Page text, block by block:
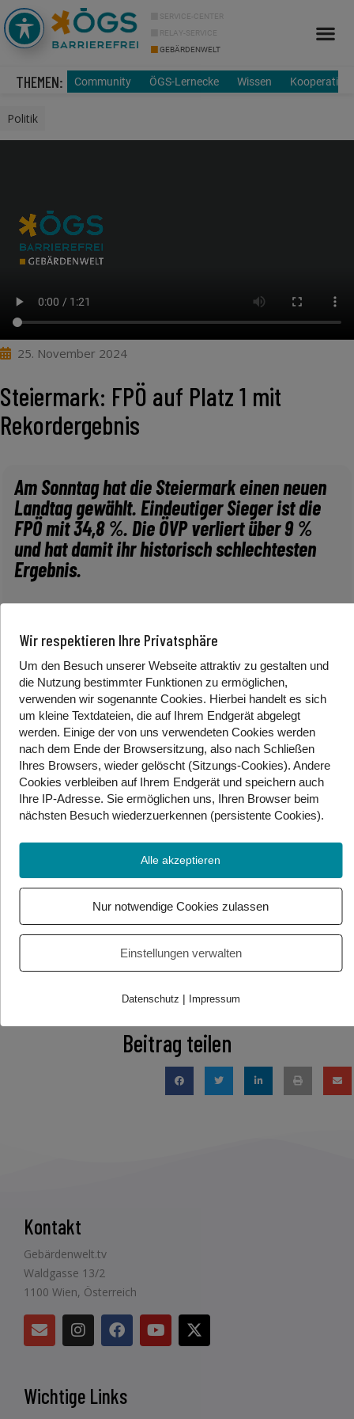
SERVICE-CENTER
RELAY-SERVICE
GEBÄRDENWELT
THEMEN: Community ÖGS-Lernecke Wissen
Politik
25. November 2024
Steiermark: FPÖ auf Platz 1 mit
Rekordergebnis
Am Sonntag hat die Steiermark einen neuen
Landtag gewählt. Eindeutiger Sieger ist die
FPÖ mit 34,8 %. Die ÖVP verliert über 9 %
und hat damit ihr historisch schlechtesten
Ergebnis.
Die Steiermark wird blau. Bei der Landtagswahl landet
die FPÖ auf Platz 1 mit 34,8 %. Spitzenkandidat Mario
Kunasek freut sich sehr auf das Ergebnis — die FPÖ
hat mehr als 17 % im Vergleich zur letzten Wahl
dazugewonnen. Für die ÖVP war es das historisch
schlechteste Ergebnis mit 26,8 %, sie hat über 9 %
verloren. Auf Platz 3 steht die SPÖ mit 21,4 %. Fast alle
Parteien haben Stimmen verloren, nur die FPÖ und die
NEOS haben ein Plus. Die Kleinparteien KFG, MFG und
DNA haben gemeinsam unter 1 % der Stimmen
bekommen. Sie schaffen den Einzug in den Landtag
nicht. SPÖ und ÖVP haben eine Koalition mit der FPÖ
nicht ausgeschlossen. Eine Koalition ohne die FPÖ
wäre nur mit drei Parteien möglich.
Foto/Video Credits: APA / Gebärdenwelt.tv
Beitrag teilen
Kontakt
Gebärdenwelt.tv
Waldgasse 13/2
1100 Wien, Österreich
Wichtige Links
Wir respektieren Ihre Privatsphäre
Um den Besuch unserer Webseite attraktiv zu gestalten und
die Nutzung bestimmter Funktionen zu ermöglichen,
verwenden wir sogenannte Cookies. Hierbei handelt es sich
um kleine Textdateien, die auf Ihrem Endgerät abgelegt
werden. Einige der von uns verwendeten Cookies werden
nach dem Ende der Browsersitzung, also nach Schließen
Ihres Browsers, wieder gelöscht (Sitzungs-Cookies). Andere
Cookies verbleiben auf Ihrem Endgerät und speichern auch
Ihre IP-Adresse. Sie ermöglichen uns, Ihren Browser beim
nächsten Besuch wiederzuerkennen (persistente Cookies).
Alle akzeptieren
Nur notwendige Cookies zulassen
Einstellungen verwalten
Datenschutz | Impressum